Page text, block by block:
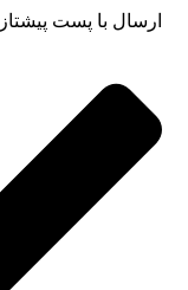
ارسال با پست پیشتاز